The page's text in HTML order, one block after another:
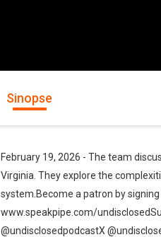
Sinopse
February 19, 2026 - The team
Virginia. They explore the
system.Become a patron by
www.speakpipe.com/
@undisclosedpodcastX